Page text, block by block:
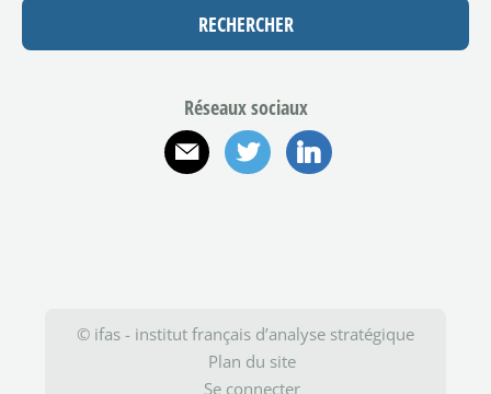
Réseaux sociaux
© ifas - institut français d’analyse stratégique
Plan du site
Se connecter